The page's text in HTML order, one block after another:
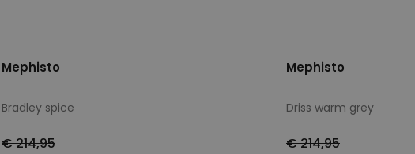
Mephisto
Bradley spice
€ 214,95
Mephisto
Driss warm grey
€ 214,95